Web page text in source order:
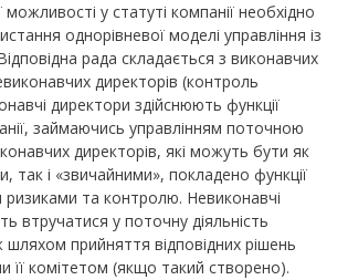
можливості у статуті компанії необхідно
однорівневої моделі управління із
рада складається з виконавчих
директорів (контроль
директори здійснюють функції
займаючись управлінням поточною
директорів, які можуть бути як
так і «звичайними», покладено функції
ризиками та контролю. Невиконавчі
втручатися у поточну діяльність
шляхом прийняття відповідних рішень
її комітетом (якщо такий створено).